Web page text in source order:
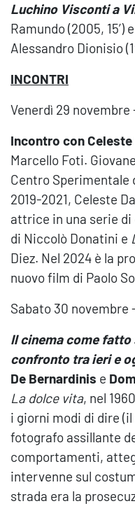
Luchino Visconti a
Ramundo (2005, 15’) e
Alessandro Dionisio
INCONTRI
Venerdì 29 novembre
Incontro con Celeste
Marcello Foti.
Centro Sperimentale
2019-2021, Celeste
attrice in una serie
di Niccolò Donatini e
Diez. Nel 2024 è la
nuovo film di Paolo
Sabato 30 novembre
Il cinema come
confronto tra ieri e
De Bernardinis e
La dolce vita, nel
i giorni modi di dire (il
fotografo assillante
comportamenti,
intervenne sul
strada era la